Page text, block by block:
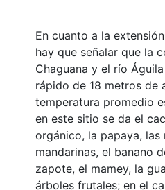
En cuanto a la
hay que señalar que la
Chaguana y el río
rápido de 18 metros de
temperatura promedio
en este sitio se da el
orgánico, la papaya, las
mandarinas, el banano
zapote, el mamey, la
árboles frutales; en el